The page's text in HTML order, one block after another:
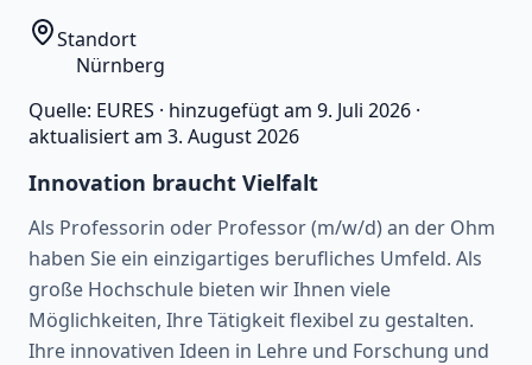
Standort
Nürnberg
Quelle: EURES · hinzugefügt am 9. Juli 2026 ·
aktualisiert am 3. August 2026
Innovation braucht Vielfalt
Als Professorin oder Professor (m/w/d) an der Ohm
haben Sie ein einzigartiges berufliches Umfeld. Als
große Hochschule bieten wir Ihnen viele
Möglichkeiten, Ihre Tätigkeit flexibel zu gestalten.
Ihre innovativen Ideen in Lehre und Forschung und